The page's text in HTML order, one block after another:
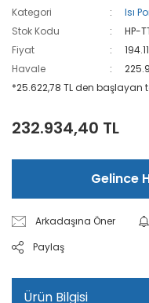
Kategori
Isı
Stok Kodu
HP-
Fiyat
Havale
*25.622,78 TL den başlayan
232.934,40 TL
Gelince
Arkadaşına Öner
Paylaş
Ürün Bilgisi